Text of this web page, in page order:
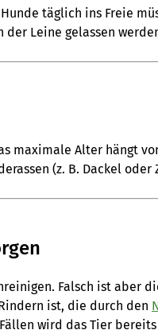
täglich ins Freie
der Leine gelassen
maximale Alter hängt
(z. B. Dackel oder
Falsch ist aber
ist, die durch den
wird das Tier